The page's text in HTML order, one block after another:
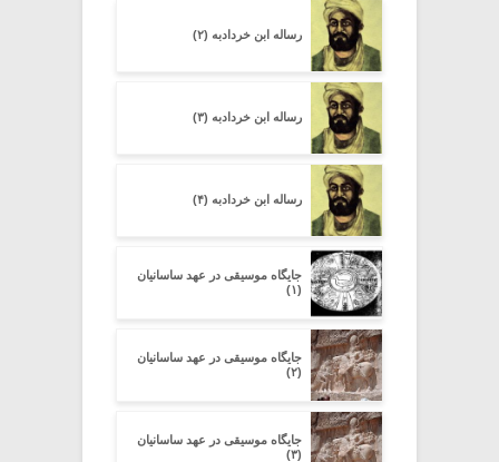
رساله ابن خردادبه (۲)
رساله ابن خردادبه (۳)
رساله ابن خردادبه (۴)
جایگاه موسیقی در عهد ساسانیان
(۱)
جایگاه موسیقی در عهد ساسانیان
(۲)
جایگاه موسیقی در عهد ساسانیان
(۳)